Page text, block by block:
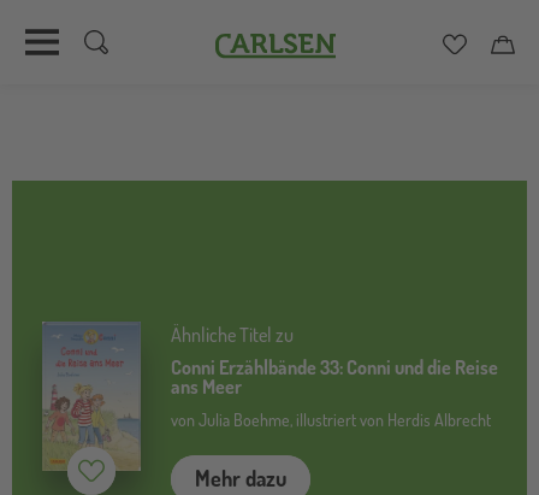
Carlsen
Ähnliche Titel zu
Conni Erzählbände 33: Conni und die Reise
ans Meer
von Julia Boehme, illustriert von Herdis Albrecht
Mehr dazu
Merken ( inaktiv)